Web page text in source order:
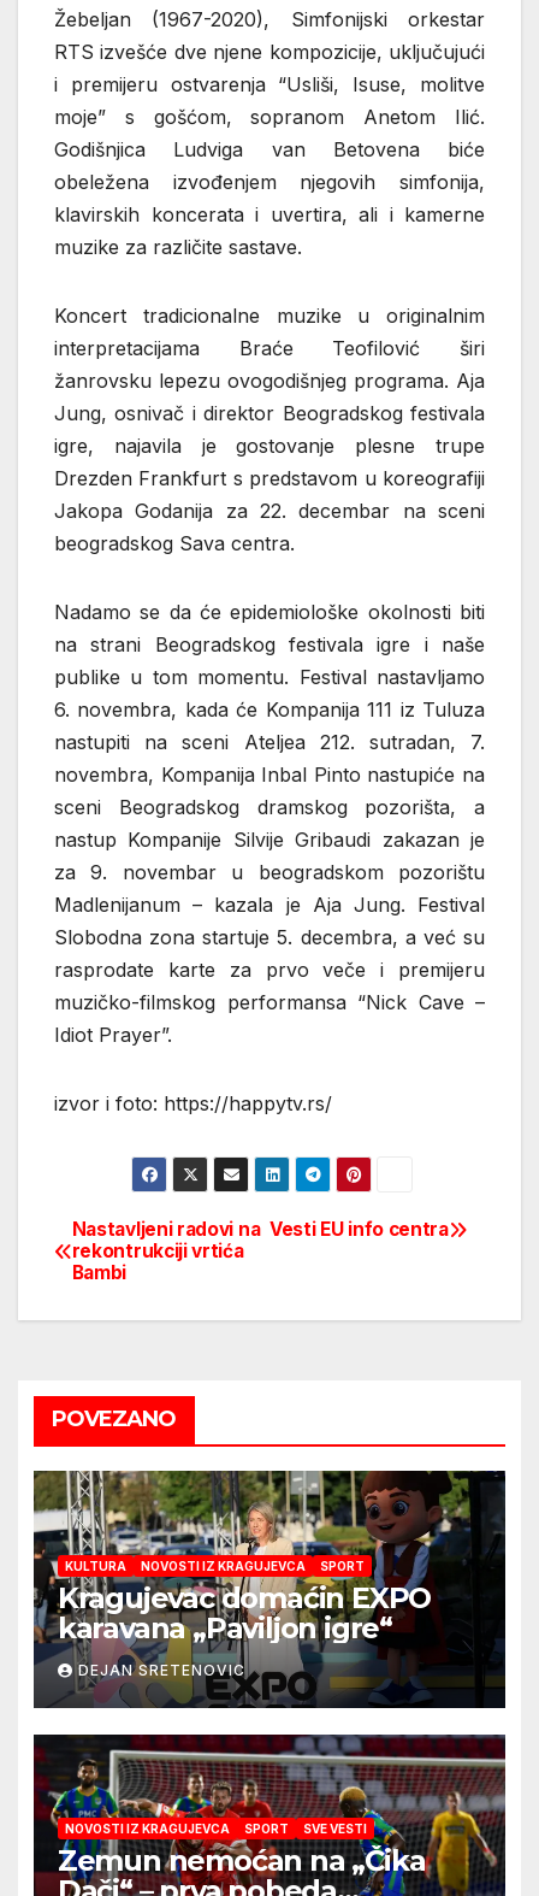
Žebeljan (1967-2020), Simfonijski orkestar
RTS izvešće dve njene kompozicije, uključujući
i premijeru ostvarenja “Usliši, Isuse, molitve
moje” s gošćom, sopranom Anetom Ilić.
Godišnjica Ludviga van Betovena biće
obeležena izvođenjem njegovih simfonija,
klavirskih koncerata i uvertira, ali i kamerne
muzike za različite sastave.
Koncert tradicionalne muzike u originalnim
interpretacijama Braće Teofilović širi
žanrovsku lepezu ovogodišnjeg programa. Aja
Jung, osnivač i direktor Beogradskog festivala
igre, najavila je gostovanje plesne trupe
Drezden Frankfurt s predstavom u koreografiji
Jakopa Godanija za 22. decembar na sceni
beogradskog Sava centra.
Nadamo se da će epidemiološke okolnosti biti
na strani Beogradskog festivala igre i naše
publike u tom momentu. Festival nastavljamo
6. novembra, kada će Kompanija 111 iz Tuluza
nastupiti na sceni Ateljea 212. sutradan, 7.
novembra, Kompanija Inbal Pinto nastupiće na
sceni Beogradskog dramskog pozorišta, a
nastup Kompanije Silvije Gribaudi zakazan je
za 9. novembar u beogradskom pozorištu
Madlenijanum – kazala je Aja Jung. Festival
Slobodna zona startuje 5. decembra, a već su
rasprodate karte za prvo veče i premijeru
muzičko-filmskog performansa “Nick Cave –
Idiot Prayer”.
izvor i foto: https://happytv.rs/
Post
navigation
Vesti EU info centra
Nastavljeni radovi na
rekontrukciji vrtića
Bambi
POVEZANO
KULTURA NOVOSTI IZ KRAGUJEVCA SPORT
Kragujevac domaćin EXPO
karavana „Paviljon igre“
DEJAN SRETENOVIC
NOVOSTI IZ KRAGUJEVCA SPORT SVE VESTI
Zemun nemoćan na „Čika